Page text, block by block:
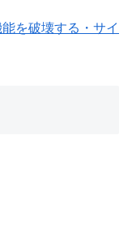
を破壊する・サイ